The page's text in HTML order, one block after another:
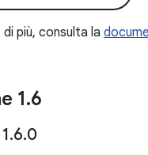
di più, consulta la
1.6
.6.0